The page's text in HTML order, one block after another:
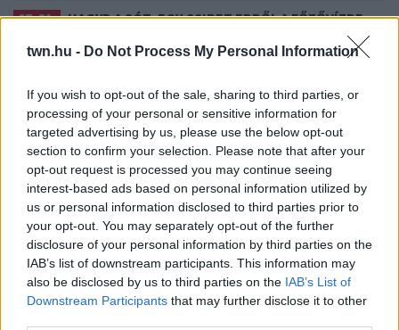
twn.hu - Do Not Process My Personal Information
If you wish to opt-out of the sale, sharing to third parties, or
processing of your personal or sensitive information for
targeted advertising by us, please use the below opt-out
section to confirm your selection. Please note that after your
opt-out request is processed you may continue seeing
interest-based ads based on personal information utilized by
us or personal information disclosed to third parties prior to
your opt-out. You may separately opt-out of the further
disclosure of your personal information by third parties on the
IAB’s list of downstream participants. This information may
also be disclosed by us to third parties on the IAB’s List of
Downstream Participants that may further disclose it to other
07. 31.
HAGYD A SÓT: EGY CSIPET EBBŐL A FŐZŐVÍZBE,
Titkos hozzávaló
24 ÓRA TOVÁBBI HÍREI
24 óra